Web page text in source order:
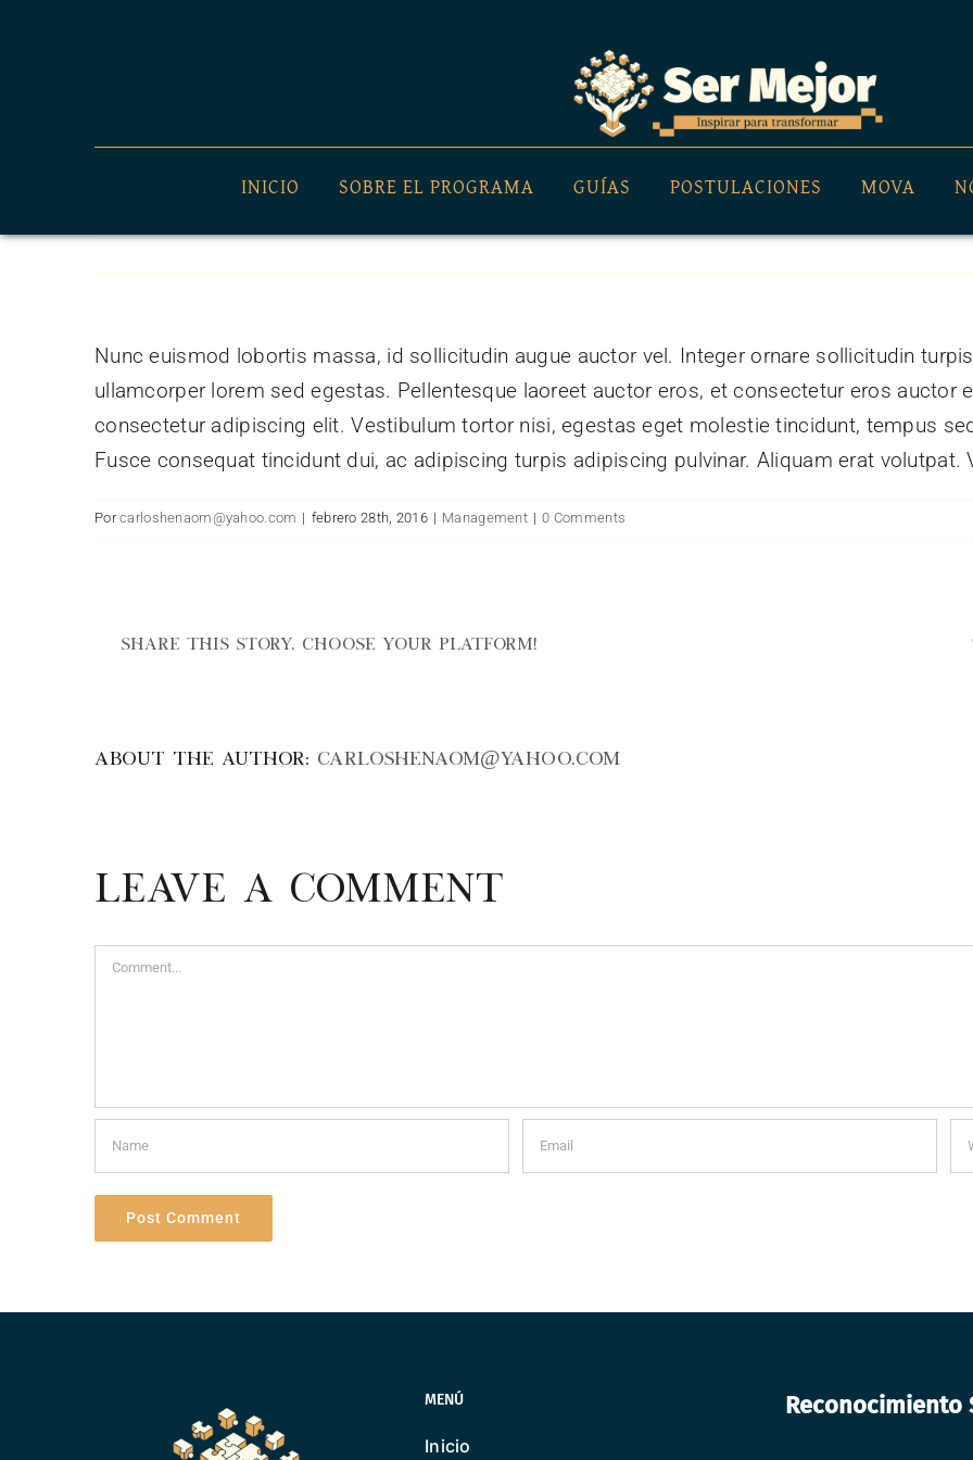
INICIO SOBRE EL PROGRAMA GUÍAS POSTULACIONES MOVA
Nunc euismod lobortis massa, id sollicitudin augue auctor vel. Integer ornare sollicitudin
ullamcorper lorem sed egestas. Pellentesque laoreet auctor eros, et consectetur eros auctor
consectetur adipiscing elit. Vestibulum tortor nisi, egestas eget molestie tincidunt, tempus
Fusce consequat tincidunt dui, ac adipiscing turpis adipiscing pulvinar. Aliquam erat volutpat.
Porcarloshenaom@yahoo.com | febrero 28th, 2016 | Management | 0 Comments
Share This Story, Choose Your Platform!
About the Author: carloshenaom@yahoo.com
Leave A Comment
Comment
MENÚ
Inicio
Reconocimiento